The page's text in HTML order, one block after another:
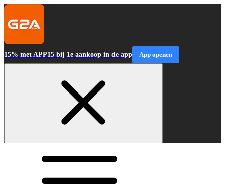
15% met APP15 bij 1e aankoop in de app App openen